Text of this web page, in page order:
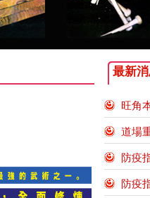
最新
旺角
道場
防疫
防疫